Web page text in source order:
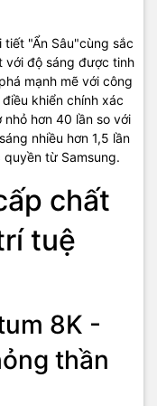
tiết "Ẩn Sâu"cùng sắc
với độ sáng được tinh
mạnh mẽ với công
khiển chính xác
nhỏ hơn 40 lần so với
nhiều hơn 1,5 lần
từ Samsung.
chất
tuệ
8K -
thần
trên các tiêu chuẩn
môi trường xung
vẹn từ
mái tận hưởng mọi
căn phòng. Công nghệ
rỉ ánh sáng bằng cách
màn hình TV.
dấu"